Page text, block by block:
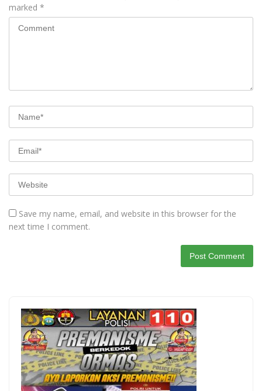
marked *
Save my name, email, and website in this browser for the
next time I comment.